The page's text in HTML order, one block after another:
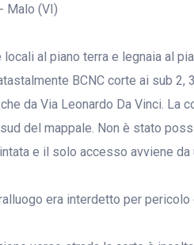
Malo (VI)
al piano terra e legnaia al
BCNC corte ai sub 2,
da Via Leonardo Da Vinci. La
del mappale. Non è stato
e il solo accesso avviene da
era interdetto per